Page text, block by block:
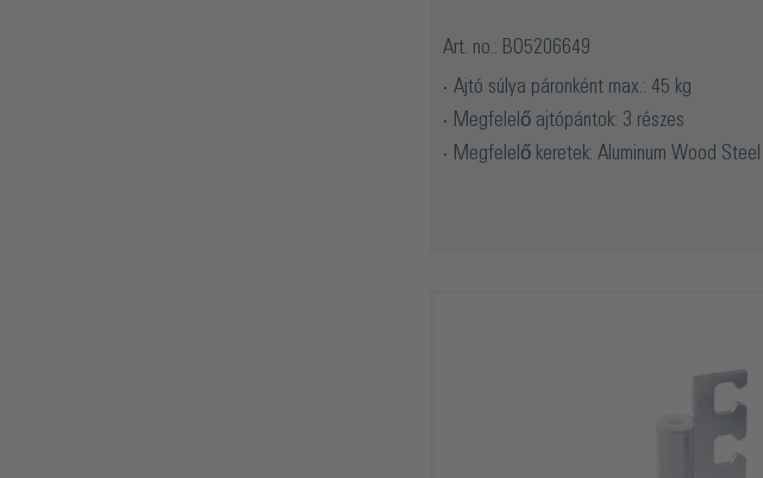
Art. no.: BO5206649
Ajtó súlya páronként max.: 45 kg
Megfelelő ajtópántok: 3 részes
Megfelelő keretek: Aluminum Wood Steel